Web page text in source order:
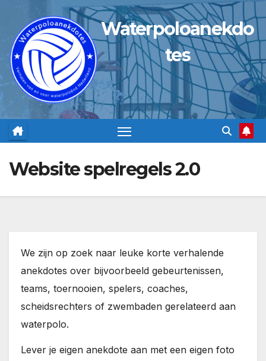
de
inhoud
Waterpoloanekdo
tes
Website spelregels 2.0
We zijn op zoek naar leuke korte verhalende
anekdotes over bijvoorbeeld gebeurtenissen,
teams, toernooien, spelers, coaches,
scheidsrechters of zwembaden gerelateerd aan
waterpolo.
Lever je eigen anekdote aan met een eigen foto